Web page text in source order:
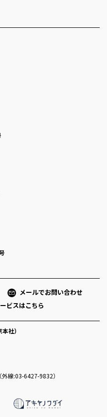
メールでお問い合わせ
ビスはこちら
社）
（外線:03-6427-9832）